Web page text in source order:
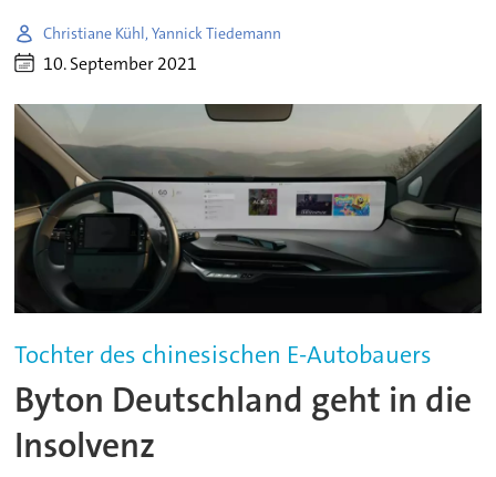
Christiane Kühl, Yannick Tiedemann
10. September 2021
Tochter des chinesischen E-Autobauers
Byton Deutschland geht in die
Insolvenz